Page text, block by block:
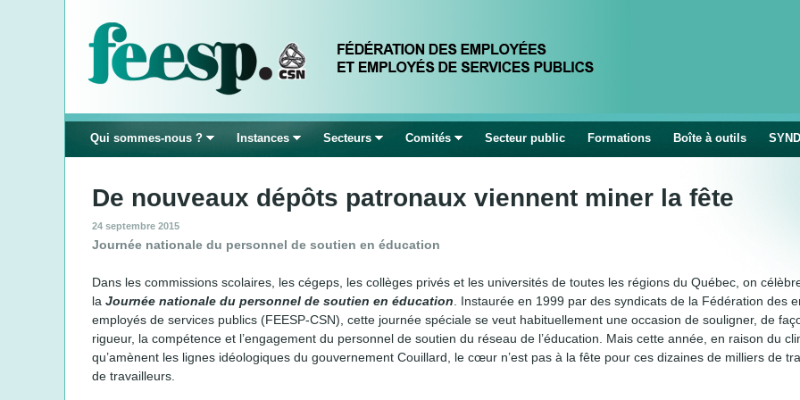
De nouveaux dépôts patronaux viennent miner la fête
24 septembre 2015
Journée nationale du personnel de soutien en éducation
Dans les commissions scolaires, les cégeps, les collèges privés et les universités de toutes les régions du Québec, on
la Journée nationale du personnel de soutien en éducation . Instaurée en 1999 par des syndicats de la Fédération des
employés de services publics (FEESP-CSN), cette journée spéciale se veut habituellement une occasion de souligner, de
rigueur, la compétence et l’engagement du personnel de soutien du réseau de l’éducation. Mais cette année, en raison du
qu’amènent les lignes idéologiques du gouvernement Couillard, le cœur n’est pas à la fête pour ces dizaines de milliers de
de travailleurs.
Qui sommes-nous ? Instances Secteurs Comités Secteur public Formations Boîte à outils